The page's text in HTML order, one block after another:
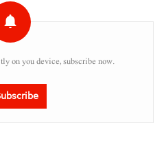
on you device, subscribe now.